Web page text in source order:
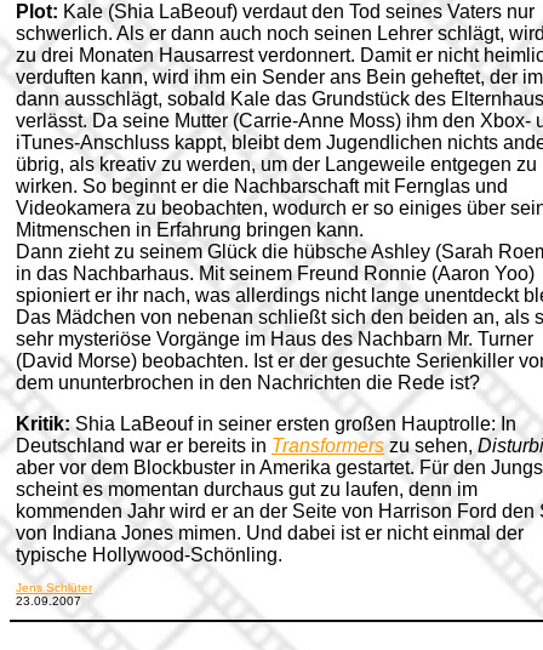
Plot: Kale (Shia LaBeouf) verdaut den Tod seines Vaters nur
schwerlich. Als er dann auch noch seinen Lehrer schlägt,
zu drei Monaten Hausarrest verdonnert. Damit er nicht
verduften kann, wird ihm ein Sender ans Bein geheftet, der
dann ausschlägt, sobald Kale das Grundstück des
verlässt. Da seine Mutter (Carrie-Anne Moss) ihm den Xbox-
iTunes-Anschluss kappt, bleibt dem Jugendlichen nichts
übrig, als kreativ zu werden, um der Langeweile entgegen zu
wirken. So beginnt er die Nachbarschaft mit Fernglas und
Videokamera zu beobachten, wodurch er so einiges über
Mitmenschen in Erfahrung bringen kann.
Dann zieht zu seinem Glück die hübsche Ashley (Sarah
in das Nachbarhaus. Mit seinem Freund Ronnie (Aaron Yoo)
spioniert er ihr nach, was allerdings nicht lange unentdeckt
Das Mädchen von nebenan schließt sich den beiden an, als
sehr mysteriöse Vorgänge im Haus des Nachbarn Mr. Turner
(David Morse) beobachten. Ist er der gesuchte Serienkiller
dem ununterbrochen in den Nachrichten die Rede ist?
Kritik: Shia LaBeouf in seiner ersten großen Hauptrolle: In
Deutschland war er bereits in Transformers zu sehen,
aber vor dem Blockbuster in Amerika gestartet. Für den
scheint es momentan durchaus gut zu laufen, denn im
kommenden Jahr wird er an der Seite von Harrison Ford den
von Indiana Jones mimen. Und dabei ist er nicht einmal der
typische Hollywood-Schönling.
Jens Schlüter
23.09.2007